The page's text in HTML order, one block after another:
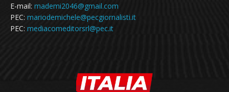
E-mail: mademi2046@gmail.com
PEC: mariodemichele@pecgiornalisti.it
PEC: mediacomeditorsrl@pec.it